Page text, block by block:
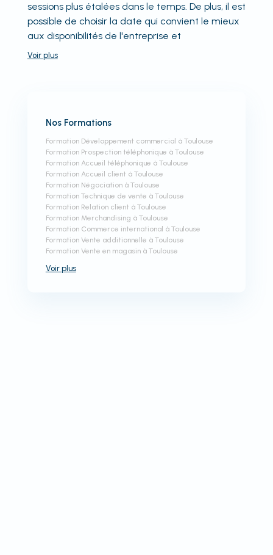
sessions plus étalées dans le temps. De plus, il est
possible de choisir la date qui convient le mieux
aux disponibilités de l'entreprise et
Voir plus
Nos Formations
Formation Développement commercial à Toulouse
Formation Prospection téléphonique à Toulouse
Formation Accueil téléphonique à Toulouse
Formation Accueil client à Toulouse
Formation Négociation à Toulouse
Formation Technique de vente à Toulouse
Formation Relation client à Toulouse
Formation Merchandising à Toulouse
Formation Commerce international à Toulouse
Formation Vente additionnelle à Toulouse
Formation Vente en magasin à Toulouse
Voir plus